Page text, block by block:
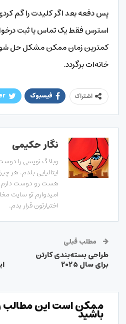
پس دفعه بعد اگر کلیدت را گم
استرس فقط یک تماس یا ثبت
کمترین زمان ممکن مشکل حل شود
خانه‌ات برگردد.
اشتراک فیسبوک
نگار حکیمی
وبلاگ نویسی را
ایتالیایی بلدم. هر
هست رو دوست دارم
امیدوارم تو سایت
اختیارتون قرار بدم.
مطلب قبلی
طراحی بسته‌بندی کارتن
برای سال ۲۰۲۵
ممکن است این مطالب
باشید